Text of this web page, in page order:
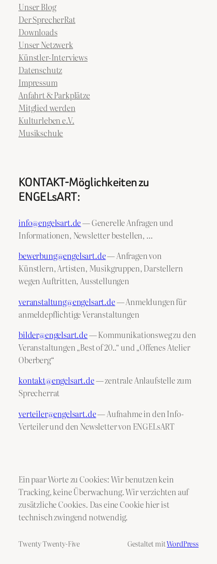
Unser Blog
Der SprecherRat
Downloads
Unser Netzwerk
Künstler-Interviews
Datenschutz
Impressum
Anfahrt & Parkplätze
Mitglied werden
Kulturleben e.V.
Musikschule
KONTAKT-Möglichkeiten zu
ENGELsART:
info@engelsart.de— Generelle Anfragen und
Informationen, Newsletter bestellen, …
bewerbung@engelsart.de— Anfragen von
Künstlern, Artisten, Musikgruppen, Darstellern
wegen Auftritten, Ausstellungen
veranstaltung@engelsart.de— Anmeldungen für
anmeldepflichtige Veranstaltungen
bilder@engelsart.de— Kommunikationsweg zu den
Veranstaltungen „Best of 20..“ und „Offenes Atelier
Oberberg“
kontakt@engelsart.de— zentrale Anlaufstelle zum
Sprecherrat
verteiler@engelsart.de— Aufnahme in den Info-
Verteiler und den Newsletter von ENGELsART
Ein paar Worte zu Cookies: Wir benutzen kein
Tracking, keine Überwachung. Wir verzichten auf
zusätzliche Cookies. Das eine Cookie hier ist
technisch zwingend notwendig.
Twenty Twenty-Five Gestaltet mitWordPress